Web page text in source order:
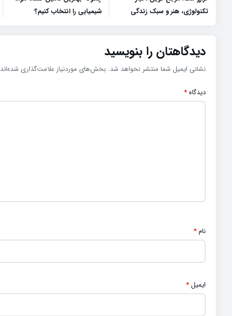
تکنولوژی، هنر و سبک زندگی
شیمیایی را انتخاب کنیم؟
دیدگاهتان را بنویسید
نشانی ایمیل شما منتشر نخواهد شد. بخش‌های موردنیاز علامت‌گذاری شده‌اند
دیدگاه*
نام*
ایمیل*